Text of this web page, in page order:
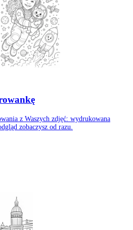
z Waszych zdjęć: wydrukowana
zobaczysz od razu.